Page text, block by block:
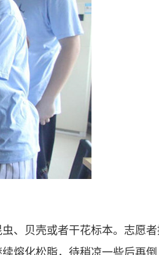
、贝壳或者干花标本。志愿
熔化松脂，待稍凉一些后再